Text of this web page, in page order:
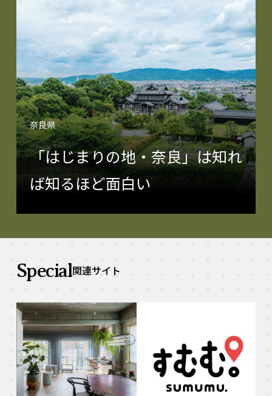
奈良県
「はじまりの地・奈良」は知れ
ば知るほど面白い
Special関連サイト